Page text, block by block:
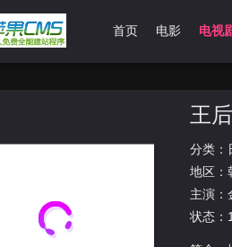
首页 电影 电视
王
分类：
地区：
主演：
状态：